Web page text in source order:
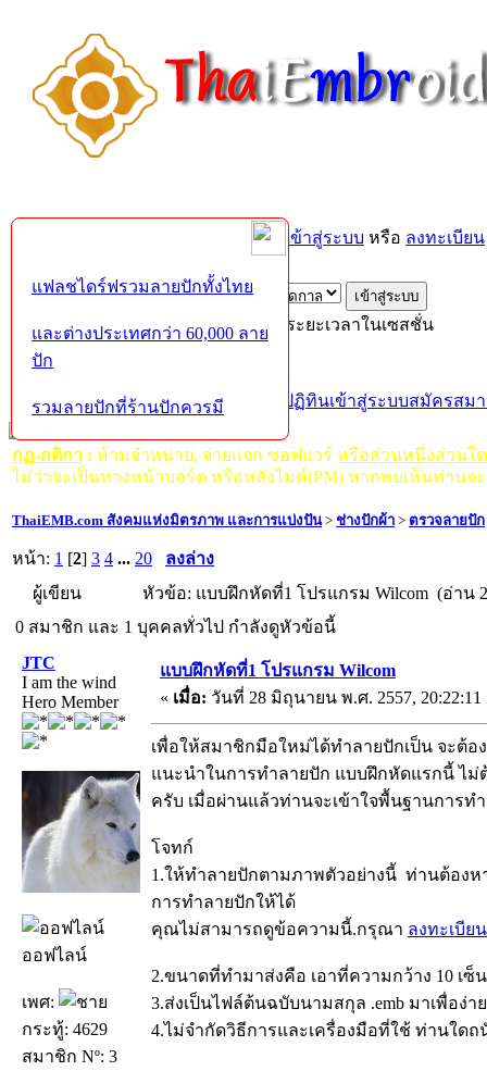
กรุณา เข้าสู่ระบบ หรือ ลงทะเบียน
เข้าสู่ระบบด้วยชื่อผู้ใช้ รหัสผ่าน และระยะเวลาในเซสชั่น
หน้าแรก เว็บบอร์ด ช่วยเหลือ ปฏิทินเข้าสู่ระบบสมัครสม
กฏ-กติกา : ห้ามจำหน่าย, จ่ายแจก ซอฟแวร์ หรือส่วนหนึ่งส่วนใ
ไม่ว่าจะเป็นทางหน้าบอร์ด หรือหลังไมค์(PM) หากพบเห็นท่านจ
ThaiEMB.com สังคมแห่งมิตรภาพ และการแบ่งปัน> ช่างปักผ้า > ตรวจลายปัก
หน้า: 1 [2] 3 4 ... 20
ลงล่าง
ผู้เขียน
หัวข้อ: แบบฝึกหัดที่1 โปรแกรม Wilcom (อ่าน
0 สมาชิก และ 1 บุคคลทั่วไป กำลังดูหัวข้อนี้
JTC
I am the wind
Hero Member
ออฟไลน์
เพศ:
กระทู้: 4629
สมาชิก Nº: 3
แบบฝึกหัดที่1 โปรแกรม Wilcom
« เมื่อ: วันที่ 28 มิถุนายน พ.ศ. 2557, 20:22:11
เพื่อให้สมาชิกมือใหม่ได้ทำลายปักเป็น จะต้
แนะนำในการทำลายปัก แบบฝึกหัดแรกนี้ ไม่
ครับ เมื่อผ่านแล้วท่านจะเข้าใจพื้นฐานการท
โจทก์
1.ให้ทำลายปักตามภาพตัวอย่างนี้ ท่านต้องห
การทำลายปักให้ได้
คุณไม่สามารถดูข้อความนี้.กรุณา ลงทะเบียน
2.ขนาดที่ทำมาส่งคือ เอาที่ความกว้าง 10 เซ็
3.ส่งเป็นไฟล์ต้นฉบับนามสกุล .emb มาเพื่อง่
4.ไม่จำกัดวิธีการและเครื่องมือที่ใช้ ท่านใด
แฟลชไดร์ฟรวมลายปักทั้งไทย
และต่างประเทศกว่า 60,000 ลาย
ปัก
รวมลายปักที่ร้านปักควรมี